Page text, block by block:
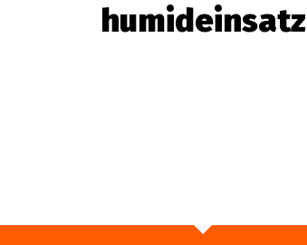
humideinsatz